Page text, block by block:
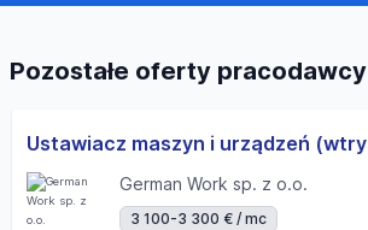
Pozostałe oferty pracodawcy
German Work sp. z o.o.
3 100-3 300 € / mc